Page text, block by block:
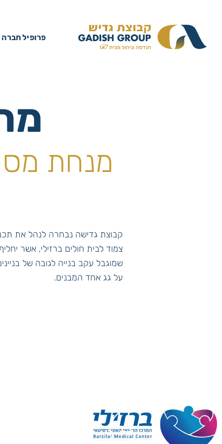
פרופיל חברה
מנחת
קבוצת גדישה נבחרה לנהל את
צמוד לבית חולים ברזילי, אשר
שמוגבל עקב בנייה לגובה של
על גג אחד המבנים.